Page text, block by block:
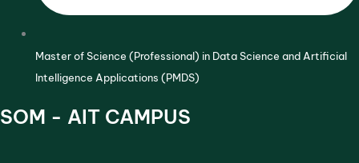
Master of Science (Professional) in Data Science and Artificial
Intelligence Applications (PMDS)
SOM - AIT CAMPUS